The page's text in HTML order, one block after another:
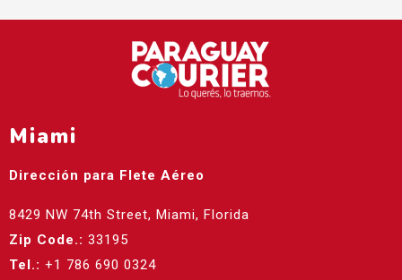
Miami
Dirección para Flete Aéreo
8429 NW 74th Street, Miami, Florida
Zip Code.: 33195
Tel.: +1 786 690 0324